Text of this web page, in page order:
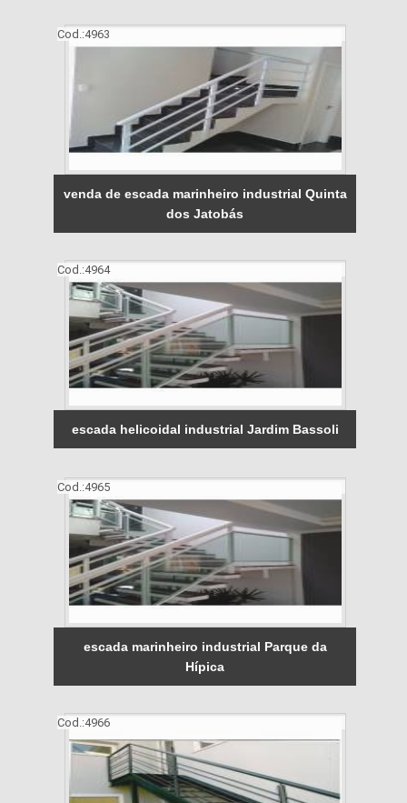
Cod.:4963
venda de escada marinheiro industrial Quinta
dos Jatobás
Cod.:4964
escada helicoidal industrial Jardim Bassoli
Cod.:4965
escada marinheiro industrial Parque da
Hípica
Cod.:4966